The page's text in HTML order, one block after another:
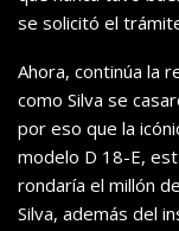
se solicitó el
Ahora, continúa la
como Silva se
por eso que la
modelo D 18-E,
rondaría el millón
Silva, además del